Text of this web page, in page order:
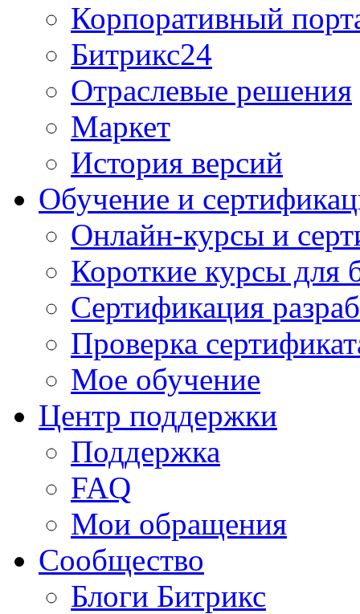
Корпоративный
Битрикс24
Отраслевые решения
Маркет
История версий
Обучение и
Онлайн-курсы и
Короткие курсы для
Сертификация
Проверка
Мое обучение
Центр поддержки
Поддержка
FAQ
Мои обращения
Сообщество
Блоги Битрикс